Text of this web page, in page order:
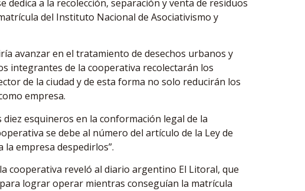
dedica a la recolección, separación y venta de residuos
del Instituto Nacional de Asociativismo y
avanzar en el tratamiento de desechos urbanos y
integrantes de la cooperativa recolectarán los
de la ciudad y de esta forma no solo reducirán los
empresa.
esquineros en la conformación legal de la
se debe al número del artículo de la Ley de
empresa despedirlos”.
cooperativa reveló al diario argentino El Litoral, que
lograr operar mientras conseguían la matrícula